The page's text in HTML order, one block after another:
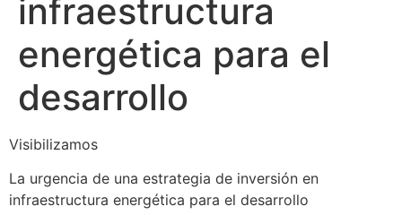
infraestructura
energética para el
desarrollo
Visibilizamos
La urgencia de una estrategia de inversión en
infraestructura energética para el desarrollo